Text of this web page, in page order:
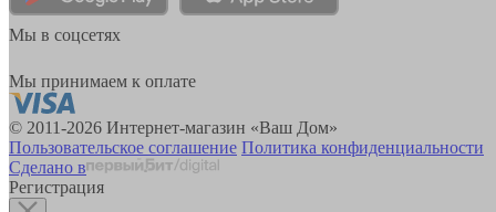
Мы в соцсетях
Мы принимаем к оплате
© 2011-2026 Интернет-магазин «Ваш Дом»
Пользовательское соглашение Политика конфиденциальности
Сделано в
Регистрация